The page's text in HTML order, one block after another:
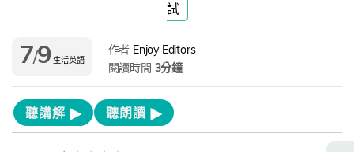
試
7/9 生活英語
作者 Enjoy Editors
閱讀時間 3分鐘
聽講解 聽朗讀